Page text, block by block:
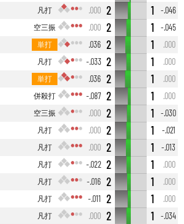
凡打 .000 2 1
-.046
空三振 .000 2 1
-.045
単打 .036 2 1
.000
凡打 -.033 2 1
.000
単打 .036 2 1
.000
併殺打 -.087 2 1
.000
空三振 .000 2 1
-.030
凡打 .000 2 1
-.021
凡打 .000 2 1
-.013
凡打 -.022 2 1
.000
凡打 -.016 2 1
.000
凡打 -.011 2 1
.000
凡打 .000 2 1
-.034